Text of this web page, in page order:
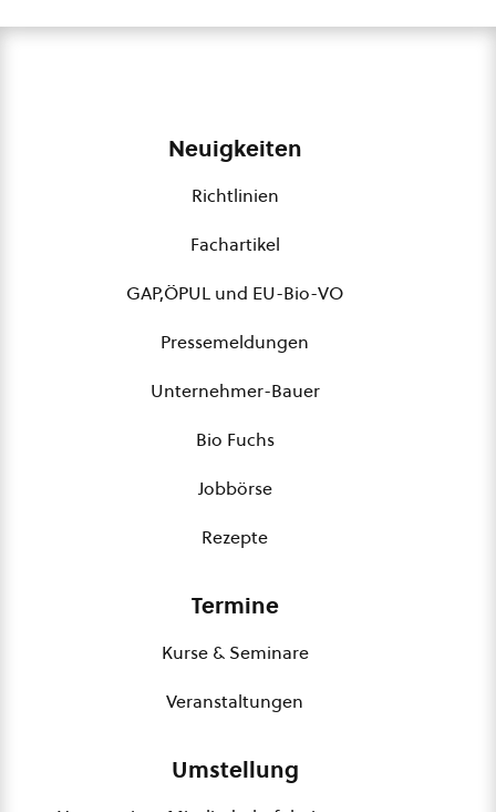
Neuigkeiten
Richtlinien
Fachartikel
GAP,ÖPUL und EU-Bio-VO
Pressemeldungen
Unternehmer-Bauer
Bio Fuchs
Jobbörse
Rezepte
Termine
Kurse & Seminare
Veranstaltungen
Umstellung